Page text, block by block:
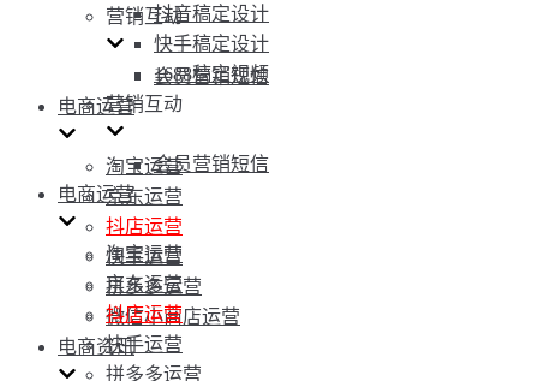
营销互动
会员营销短信
电商运营
淘宝运营
京东运营
抖店运营
快手运营
拼多多运营
微信小商店运营
电商资讯
抖音稿定设计
快手稿定设计
1688稿定视频
营销互动
会员营销短信
电商运营
淘宝运营
京东运营
抖店运营
快手运营
拼多多运营